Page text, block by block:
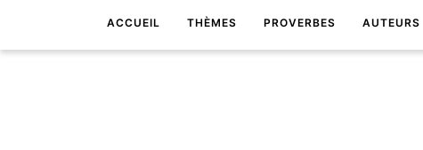
ACCUEIL THÈMES PROVERBES AUTEURS